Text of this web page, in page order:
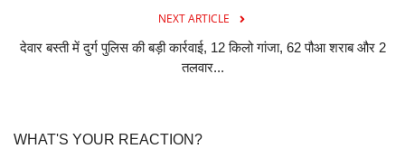
NEXT ARTICLE
देवार बस्ती में दुर्ग पुलिस की बड़ी कार्रवाई, 12 किलो गांजा, 62 पौआ शराब और 2
तलवार...
WHAT'S YOUR REACTION?